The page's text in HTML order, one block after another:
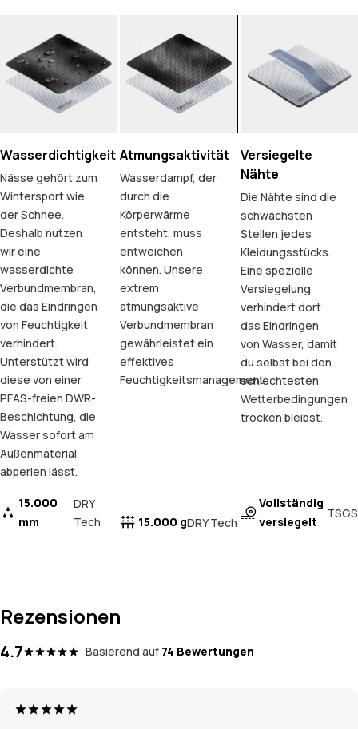
Wasserdichtigkeit
Nässe gehört zum
Wintersport wie
der Schnee.
Deshalb nutzen
wir eine
wasserdichte
Verbundmembran,
die das Eindringen
von Feuchtigkeit
verhindert.
Unterstützt wird
diese von einer
PFAS-freien DWR-
Beschichtung, die
Wasser sofort am
Außenmaterial
abperlen lässt.
15.000
mm
DRY
Tech
Atmungsaktivität
Wasserdampf, der
durch die
Körperwärme
entsteht, muss
entweichen
können. Unsere
extrem
atmungsaktive
Verbundmembran
gewährleistet ein
effektives
Feuchtigkeitsmanagement.
15.000 gDRY Tech
Versiegelte
Nähte
Die Nähte sind die
schwächsten
Stellen jedes
Kleidungsstücks.
Eine spezielle
Versiegelung
verhindert dort
das Eindringen
von Wasser, damit
du selbst bei den
schlechtesten
Wetterbedingungen
trocken bleibst.
Vollständig
versiegelt
TSGS
Rezensionen
4.7 Basierend auf 74 Bewertungen